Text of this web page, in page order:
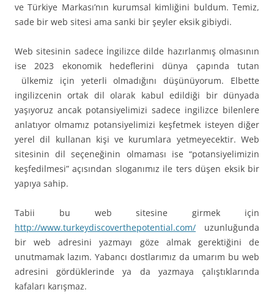
ve Türkiye Markası’nın kurumsal kimliğini buldum. Temiz,
sade bir web sitesi ama sanki bir şeyler eksik gibiydi.
Web sitesinin sadece İngilizce dilde hazırlanmış olmasının
ise 2023 ekonomik hedeflerini dünya çapında tutan
ülkemiz için yeterli olmadığını düşünüyorum. Elbette
ingilizcenin ortak dil olarak kabul edildiği bir dünyada
yaşıyoruz ancak potansiyelimizi sadece ingilizce bilenlere
anlatıyor olmamız potansiyelimizi keşfetmek isteyen diğer
yerel dil kullanan kişi ve kurumlara yetmeyecektir. Web
sitesinin dil seçeneğinin olmaması ise “potansiyelimizin
keşfedilmesi” açısından sloganımız ile ters düşen eksik bir
yapıya sahip.
Tabii bu web sitesine girmek için
http://www.turkeydiscoverthepotential.com/ uzunluğunda
bir web adresini yazmayı göze almak gerektiğini de
unutmamak lazım. Yabancı dostlarımız da umarım bu web
adresini gördüklerinde ya da yazmaya çalıştıklarında
kafaları karışmaz.